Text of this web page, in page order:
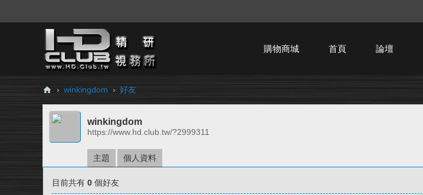
購物商城 首頁 論壇
H
Cl
› winkingdom › 好友
winkingdom
https://www.hd.club.tw/?2999311
主題 個人資料
目前共有 0 個好友